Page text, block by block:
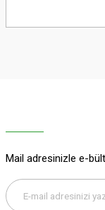
yetersiz gördüğünüz
Bu ürüne benzer
Mail adresinizle e-